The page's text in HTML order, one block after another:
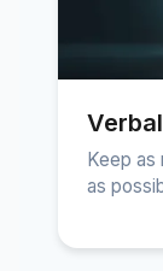
Keep
as